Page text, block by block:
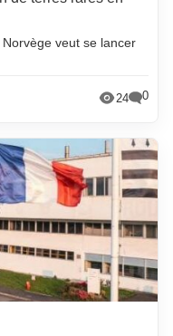
veut se lancer
24 0